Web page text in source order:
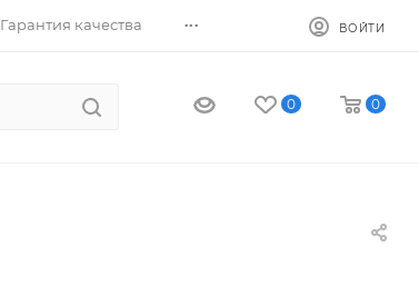
Гарантия качества ... ВОЙТИ
0 0